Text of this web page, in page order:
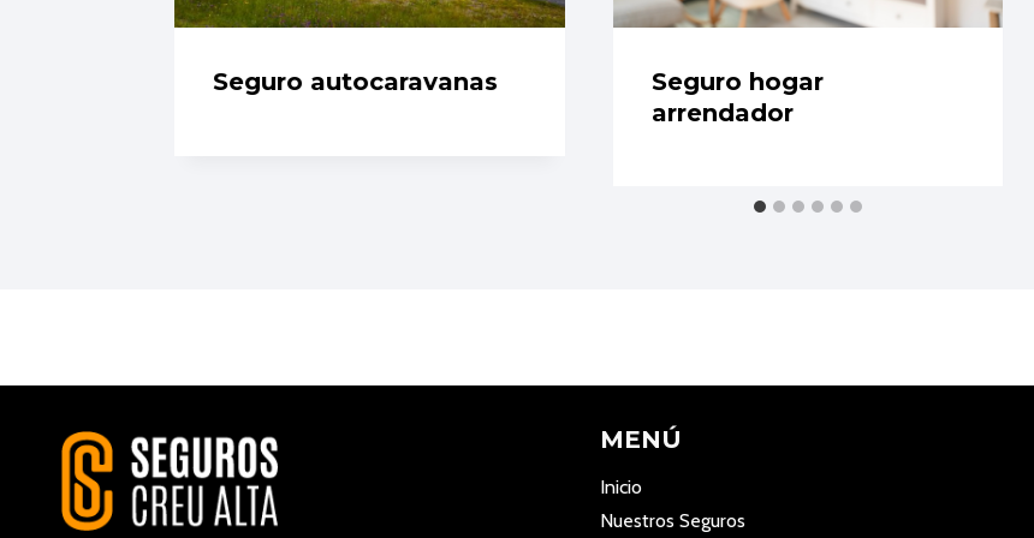
Seguro autocaravanas
Seguro hogar
arrendador
MENÚ
Inicio
Nuestros Seguros